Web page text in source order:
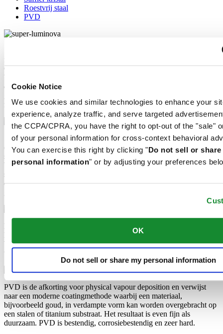
Cookie Notice
We use cookies and similar technologies to enhance your
experience, analyze traffic, and serve targeted
the CCPA/CPRA, you have the right to opt-out of the "sale"
of your personal information for cross-context behavioral
You can exercise this right by clicking "Do not sell or share
personal information" or by adjusting your preferences
OK
Do not sell or share my personal information
Roestvrij staal
PVD
fosforescerende eigenschappen. In het donker straalt het door
Certina gebruikte SLN type BG W9 het opgeslagen licht uit als een
blauwe glinstering. SLN is op geen enkele manier schadelijk voor
de gezondheid en wordt gebruikt in coatings op wijzers, indexen en
maar krijgt deze automatisch terug bij licht.
Saffier horlogekristal wordt gemaakt van aluminiumoxidekracht
(Al2O3) die tot meer dan 2000°C wordt verhit. De resulterende
saffieren klomp wordt met grote precisie in fijne plakjes gesneden,
bijgesneden en gepolijst. Saffier is extreem krasbestendig,
schokbestendig en zeer transparant. Daarom is saffierglas een
essentieel element in het DS Concept en wordt het door Certina
Het 316L roestvrije staal dat Certina onder meer gebruikt voor
kasten, banden en gespen, is enorm bestendig en corrosievast. Het
bevat slechts een minieme hoeveelheid nikkel, dat niet vrijkomt
tijdens het dragen en derhalve geen nikkelallergie veroorzaakt.
PVD is de afkorting voor physical vapour deposition en verwijst
naar een moderne coatingmethode waarbij een materiaal,
bijvoorbeeld goud, in verdampte vorm kan worden overgebracht op
een stalen of titanium substraat. Het resultaat is even fijn als
duurzaam. PVD is bestendig, corrosiebestendig en zeer hard.